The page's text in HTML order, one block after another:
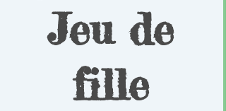
Jeu de
fille